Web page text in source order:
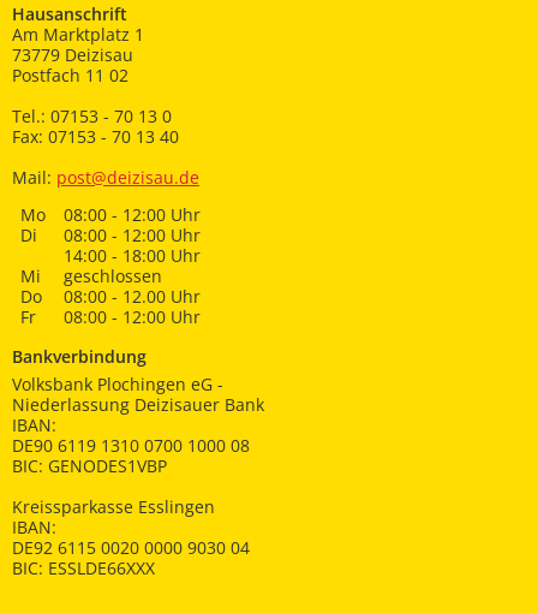
Hausanschrift
Am Marktplatz 1
73779 Deizisau
Postfach 11 02
Tel.: 07153 - 70 13 0
Fax: 07153 - 70 13 40
Mail: post@deizisau.de
Mo
08:00 - 12:00 Uhr
Di
08:00 - 12:00 Uhr
14:00 - 18:00 Uhr
Mi
geschlossen
Do
08:00 - 12.00 Uhr
Fr
08:00 - 12:00 Uhr
Bankverbindung
Volksbank Plochingen eG -
Niederlassung Deizisauer Bank
IBAN:
DE90 6119 1310 0700 1000 08
BIC: GENODES1VBP
Kreissparkasse Esslingen
IBAN:
DE92 6115 0020 0000 9030 04
BIC: ESSLDE66XXX